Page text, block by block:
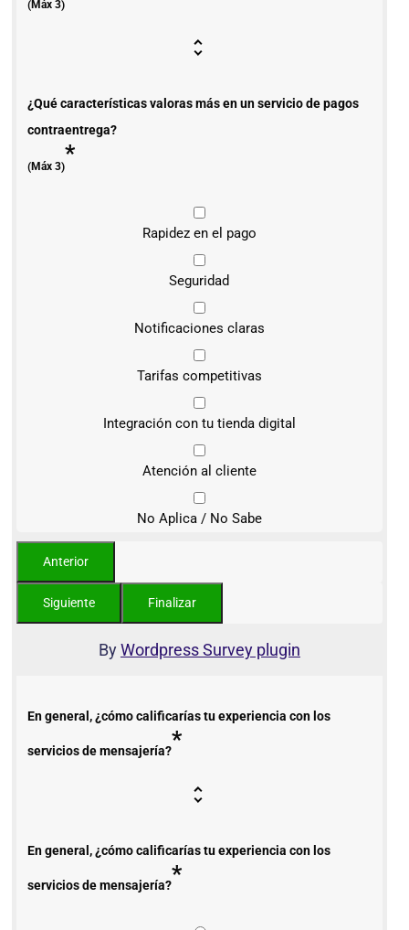
(Máx 3)
¿Qué características valoras más en un servicio de pagos
contraentrega?
(Máx 3)*
Rapidez en el pago
Seguridad
Notificaciones claras
Tarifas competitivas
Integración con tu tienda digital
Atención al cliente
No Aplica / No Sabe
ByWordpress Survey plugin
En general, ¿cómo calificarías tu experiencia con los
servicios de mensajería?*
En general, ¿cómo calificarías tu experiencia con los
servicios de mensajería?*